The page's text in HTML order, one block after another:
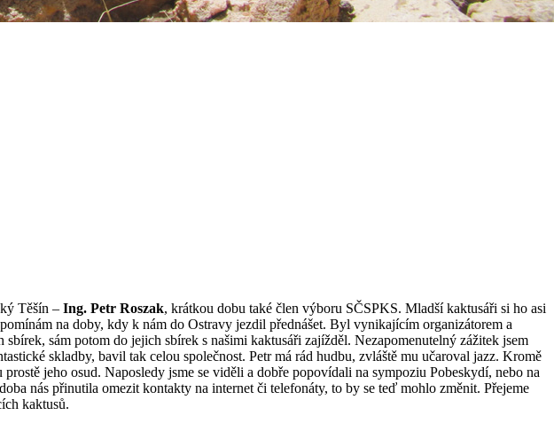
Těšín – Ing. Petr Roszak, krátkou dobu také člen výboru SČSPKS. Mladší kaktusáři si ho asi
na doby, kdy k nám do Ostravy jezdil přednášet. Byl vynikajícím organizátorem a
sám potom do jejich sbírek s našimi kaktusáři zajížděl. Nezapomenutelný zážitek jsem
skladby, bavil tak celou společnost. Petr má rád hudbu, zvláště mu učaroval jazz. Kromě
jeho osud. Naposledy jsme se viděli a dobře popovídali na sympoziu Pobeskydí, nebo na
nás přinutila omezit kontakty na internet či telefonáty, to by se teď mohlo změnit. Přejeme
kaktusů.